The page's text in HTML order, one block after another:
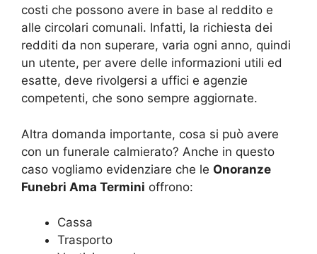
costi che possono avere in base al reddito e
alle circolari comunali. Infatti, la richiesta dei
redditi da non superare, varia ogni anno, quindi
un utente, per avere delle informazioni utili ed
esatte, deve rivolgersi a uffici e agenzie
competenti, che sono sempre aggiornate.
Altra domanda importante, cosa si può avere
con un funerale calmierato? Anche in questo
caso vogliamo evidenziare che le Onoranze
Funebri Ama Termini offrono:
Cassa
Trasporto